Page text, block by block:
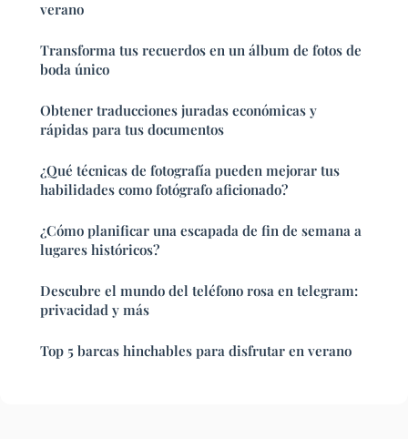
verano
Transforma tus recuerdos en un álbum de fotos de
boda único
Obtener traducciones juradas económicas y
rápidas para tus documentos
¿Qué técnicas de fotografía pueden mejorar tus
habilidades como fotógrafo aficionado?
¿Cómo planificar una escapada de fin de semana a
lugares históricos?
Descubre el mundo del teléfono rosa en telegram:
privacidad y más
Top 5 barcas hinchables para disfrutar en verano